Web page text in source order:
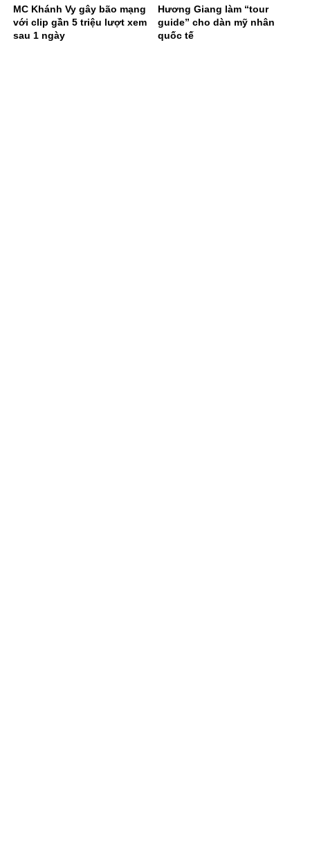
MC Khánh Vy gây bão mạng
với clip gần 5 triệu lượt xem
sau 1 ngày
Hương Giang làm “tour
guide” cho dàn mỹ nhân
quốc tế